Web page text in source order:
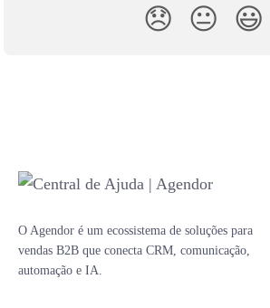
😞 😐 😃
O Agendor é um ecossistema de soluções para
vendas B2B que conecta CRM, comunicação,
automação e IA.